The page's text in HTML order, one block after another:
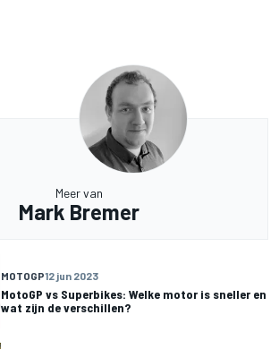
Meer van
Mark Bremer
MOTOGP12 jun 2023
MotoGP vs Superbikes: Welke motor is sneller en
wat zijn de verschillen?